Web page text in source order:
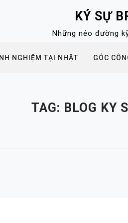
KÝ SỰ
Những nẻo đường
NGHIỆM TẠI NHẬT GÓC
TAG: BLOG KY